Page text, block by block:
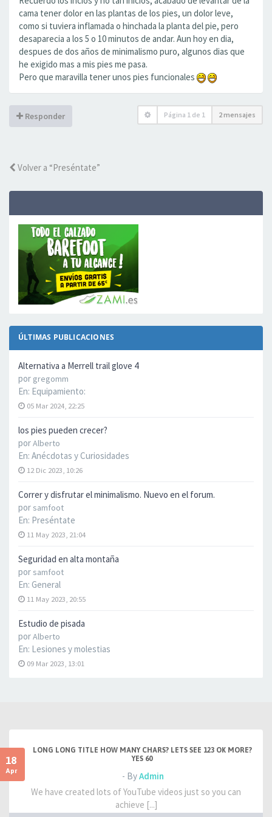
ÚLTIMAS PUBLICACIONES
Alternativa a Merrell trail glove 4
por gregomm
En: Equipamiento:
05 Mar 2024, 22:25
los pies pueden crecer?
porAlberto
En: Anécdotas y Curiosidades
12 Dic 2023, 10:26
Correr y disfrutar el minimalismo. Nuevo en el forum.
por samfoot
En: Preséntate
11 May 2023, 21:04
Seguridad en alta montaña
por samfoot
En: General
11 May 2023, 20:55
Estudio de pisada
porAlberto
En: Lesiones y molestias
09 Mar 2023, 13:01
cama tener dolor en las plantas de los pies, un dolor leve,
como si tuviera inflamada o hinchada la planta del pie, pero
desaparecia a los 5 o 10 minutos de andar. Aun hoy en dia,
despues de dos años de minimalismo puro, algunos dias que
he exigido mas a mis pies me pasa.
Pero que maravilla tener unos pies funcionales
Responder Página 1 de 1 2 mensajes
Volver a “Preséntate”
18
Apr
LONG LONG TITLE HOW MANY CHARS? LETS SEE 123 OK MORE?
YES 60
- ByAdmin
We have created lots of YouTube videos just so you can
achieve [...]